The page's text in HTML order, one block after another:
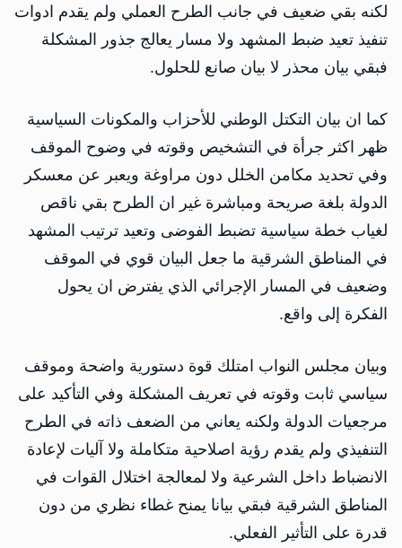
لكنه بقي ضعيف في جانب الطرح العملي ولم يقدم ادوات
تنفيذ تعيد ضبط المشهد ولا مسار يعالج جذور المشكلة
فبقي بيان محذر لا بيان صانع للحلول.
كما ان بيان التكتل الوطني للأحزاب والمكونات السياسية
ظهر اكثر جرأة في التشخيص وقوته في وضوح الموقف
وفي تحديد مكامن الخلل دون مراوغة ويعبر عن معسكر
الدولة بلغة صريحة ومباشرة غير ان الطرح بقي ناقص
لغياب خطة سياسية تضبط الفوضى وتعيد ترتيب المشهد
في المناطق الشرقية ما جعل البيان قوي في الموقف
وضعيف في المسار الإجرائي الذي يفترض ان يحول
الفكرة إلى واقع.
وبيان مجلس النواب امتلك قوة دستورية واضحة وموقف
سياسي ثابت وقوته في تعريف المشكلة وفي التأكيد على
مرجعيات الدولة ولكنه يعاني من الضعف ذاته في الطرح
التنفيذي ولم يقدم رؤية اصلاحية متكاملة ولا آليات لإعادة
الانضباط داخل الشرعية ولا لمعالجة اختلال القوات في
المناطق الشرقية فبقي بيانا يمنح غطاء نظري من دون
قدرة على التأثير الفعلي.